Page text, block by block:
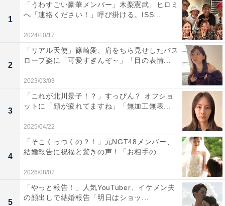
1
「うわすごい豪華メンバー」木梨憲武、ヒロミ
へ「連絡ください！」呼び掛ける。ISS...
2024/10/17
2
「リアル天使」篠崎愛、肩をちら見せしたバス
ローブ姿に「可愛すぎんぞ～」「目の表情...
2023/03/03
3
「これが北川景子！？」すっぴん？ オフショ
ットに「顔が疲れてますね」「無加工無表...
2025/04/22
4
「そこくっつくの？！」元NGT48メンバー、
結婚報告に祝福と驚きの声！「お相手の...
2026/08/07
5
「やっと報告！」人気YouTuber、イケメン夫
の顔出しで結婚報告「明日はショッ...